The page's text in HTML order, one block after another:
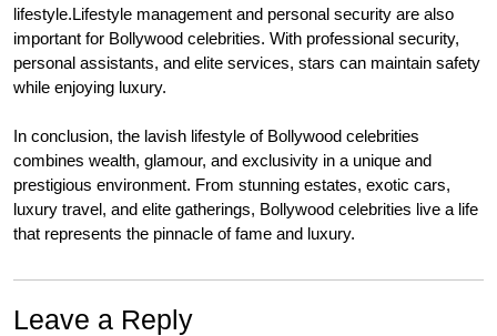
lifestyle.Lifestyle management and personal security are also
important for Bollywood celebrities. With professional security,
personal assistants, and elite services, stars can maintain safety
while enjoying luxury.
In conclusion, the lavish lifestyle of Bollywood celebrities
combines wealth, glamour, and exclusivity in a unique and
prestigious environment. From stunning estates, exotic cars,
luxury travel, and elite gatherings, Bollywood celebrities live a life
that represents the pinnacle of fame and luxury.
Leave a Reply